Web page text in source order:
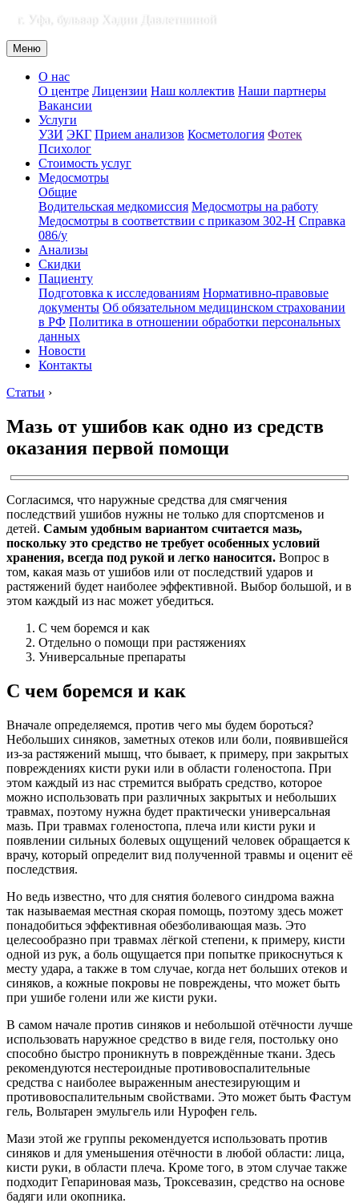
г. Уфа, бульвар Хадии Давлетшиной
Меню
О нас
О центре Лицензии Наш коллектив Наши партнеры
Вакансии
Услуги
УЗИ ЭКГ Прием анализов Косметология Фотек
Психолог
Стоимость услуг
Медосмотры
Общие
Водительская медкомиссия Медосмотры на работу
Медосмотры в соответствии с приказом 302-Н Справка
086/у
Анализы
Скидки
Пациенту
Подготовка к исследованиям Нормативно-правовые
документы Об обязательном медицинском страховании
в РФ Политика в отношении обработки персональных
данных
Новости
Контакты
Статьи ›
Мазь от ушибов как одно из средств
оказания первой помощи
Согласимся, что наружные средства для смягчения
последствий ушибов нужны не только для спортсменов и
детей. Самым удобным вариантом считается мазь,
поскольку это средство не требует особенных условий
хранения, всегда под рукой и легко наносится. Вопрос в
том, какая мазь от ушибов или от последствий ударов и
растяжений будет наиболее эффективной. Выбор большой, и в
этом каждый из нас может убедиться.
С чем боремся и как
Отдельно о помощи при растяжениях
Универсальные препараты
С чем боремся и как
Вначале определяемся, против чего мы будем бороться?
Небольших синяков, заметных отеков или боли, появившейся
из-за растяжений мышц, что бывает, к примеру, при закрытых
повреждениях кисти руки или в области голеностопа. При
этом каждый из нас стремится выбрать средство, которое
можно использовать при различных закрытых и небольших
травмах, поэтому нужна будет практически универсальная
мазь. При травмах голеностопа, плеча или кисти руки и
появлении сильных болевых ощущений человек обращается к
врачу, который определит вид полученной травмы и оценит её
последствия.
Но ведь известно, что для снятия болевого синдрома важна
так называемая местная скорая помощь, поэтому здесь может
понадобиться эффективная обезболивающая мазь. Это
целесообразно при травмах лёгкой степени, к примеру, кисти
одной из рук, а боль ощущается при попытке прикоснуться к
месту удара, а также в том случае, когда нет больших отеков и
синяков, а кожные покровы не повреждены, что может быть
при ушибе голени или же кисти руки.
В самом начале против синяков и небольшой отёчности лучше
использовать наружное средство в виде геля, постольку оно
способно быстро проникнуть в повреждённые ткани. Здесь
рекомендуются нестероидные противовоспалительные
средства с наиболее выраженным анестезирующим и
противовоспалительным свойствами. Это может быть Фастум
гель, Вольтарен эмульгель или Нурофен гель.
Мази этой же группы рекомендуется использовать против
синяков и для уменьшения отёчности в любой области: лица,
кисти руки, в области плеча. Кроме того, в этом случае также
подходит Гепариновая мазь, Троксевазин, средство на основе
бадяги или окопника.